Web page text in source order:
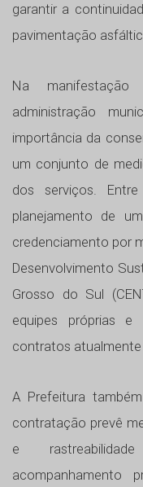
garantir a
pavimentação
Na
administração
importância da
um conjunto de
dos serviços.
planejamento de
credenciamento por
Desenvolvimento
Grosso do Sul
equipes próprias
contratos atualmente
A Prefeitura
contratação prevê
e
acompanhamento